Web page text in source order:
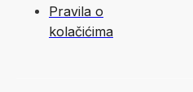
Pravila o
kolačićima